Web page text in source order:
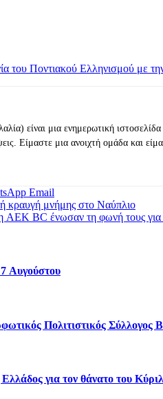
του Ποντιακού Ελληνισμού με
είναι μια ενημερωτική
Είμαστε μια ανοιχτή ομάδα και
Email
κραυγή μνήμης στο Ναύπλιο
BC ένωσαν τη φωνή τους για
Αυγούστου
Πολιτιστικός Σύλλογος
για τον θάνατο του